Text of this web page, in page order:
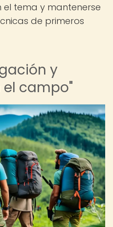
tema y mantenerse
de primeros
y
campo"